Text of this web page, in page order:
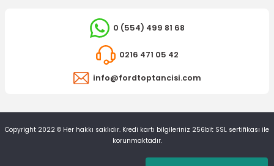
0 (554) 499 81 68
0216 471 05 42
info@fordtoptancisi.com
Copyright 2022 © Her hakkı saklıdır. Kredi kartı bilgileriniz 256bit SSL sertifikası ile
korunmaktadır.